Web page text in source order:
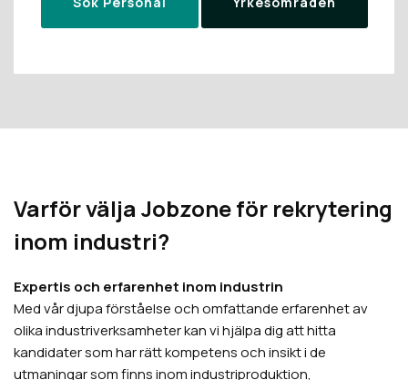
Varför välja Jobzone för rekrytering
inom industri?
Expertis och erfarenhet inom industrin
Med vår djupa förståelse och omfattande erfarenhet av
olika industriverksamheter kan vi hjälpa dig att hitta
kandidater som har rätt kompetens och insikt i de
utmaningar som finns inom industriproduktion,